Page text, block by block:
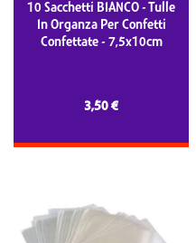
10 Sacchetti BIANCO - Tulle
In Organza Per Confetti
Confettate - 7,5x10cm
3,50 €